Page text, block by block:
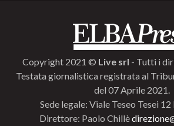
Copyright 2021 © Live srl - Tutti i
Testata giornalistica registrata al
del 07 Aprile 2021.
Sede legale: Viale Teseo Tesei
Direttore: Paolo Chillè